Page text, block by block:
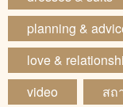
planning &
love &
video
สถ